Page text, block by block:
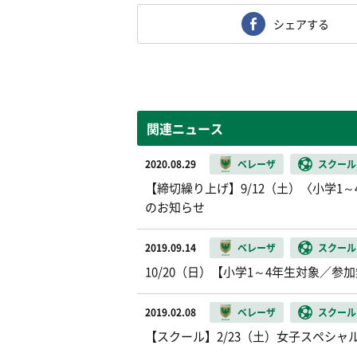
シェアする
関連ニュース
2020.08.29 ベレーザ スクール
【締切繰り上げ】9/12（土）〈小学1
のお知らせ
2019.09.14 ベレーザ スクール
10/20（日）【小学1～4年生対象／参
2019.02.08 ベレーザ スクール
【スクール】2/23（土）女子スペシ